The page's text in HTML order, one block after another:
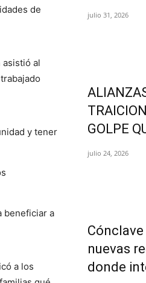
de
asistió al
y tener
beneficiar a
a los
julio 31, 2026
GOLPE
julio 24, 2026
nuevas
donde